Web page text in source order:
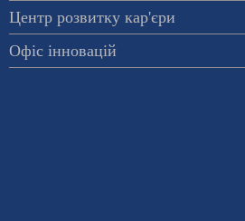
Центр розвитку кар'єри
Офіс інновацій